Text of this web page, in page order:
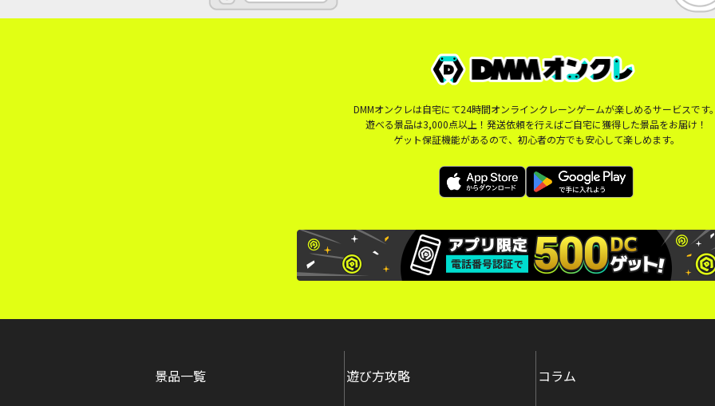
DMMオンクレは自宅にて24時間オンラインクレーンゲームが楽しめるサービスです
遊べる景品は3,000点以上！発送依頼を行えばご自宅に獲得した景品をお届け！
ゲット保証機能があるので、初心者の方でも安心して楽しめます。
景品一覧 遊び方攻略 コラム